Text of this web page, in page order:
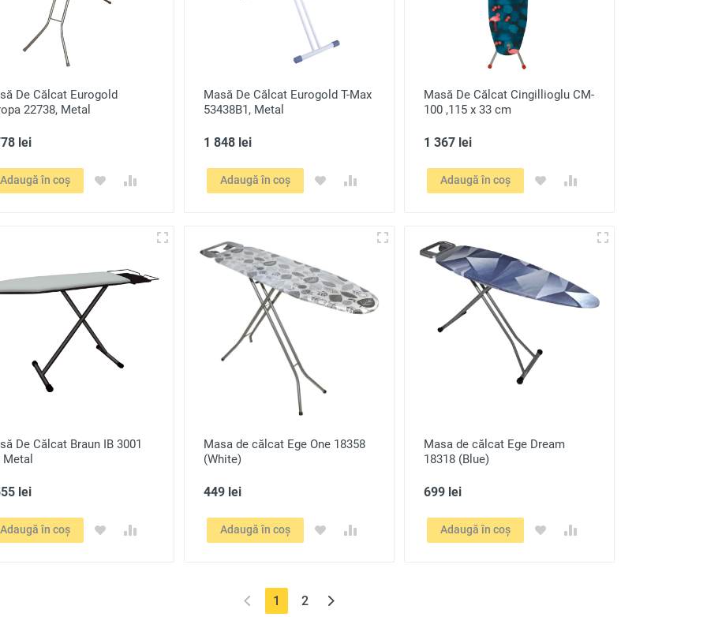
De Călcat Eurogold
22738, Metal
lei
Adaugă în coș
Masă De Călcat Eurogold T-Max
53438B1, Metal
1 848 lei
Adaugă în coș
Masă De Călcat Cingillioglu CM-
100 ,115 x 33 cm
1 367 lei
Adaugă în coș
De Călcat Braun IB 3001
Metal
lei
Adaugă în coș
Masa de călcat Ege One 18358
(White)
449 lei
Adaugă în coș
Masa de călcat Ege Dream
18318 (Blue)
699 lei
Adaugă în coș
1 (current)
2